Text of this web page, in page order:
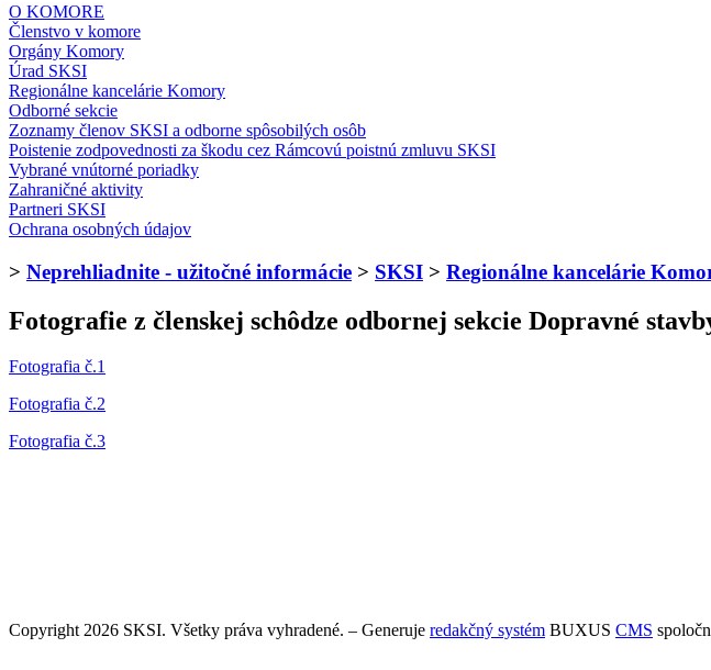
O KOMORE
Členstvo v komore
Orgány Komory
Úrad SKSI
Regionálne kancelárie Komory
Odborné sekcie
Zoznamy členov SKSI a odborne spôsobilých osôb
Poistenie zodpovednosti za škodu cez Rámcovú poistnú zmluvu SKSI
Vybrané vnútorné poriadky
Zahraničné aktivity
Partneri SKSI
Ochrana osobných údajov
> Neprehliadnite - užitočné informácie > SKSI > Regionálne kancelárie
Fotografie z členskej schôdze odbornej sekcie Dopravné
Fotografia č.1
Fotografia č.2
Fotografia č.3
Copyright 2026 SKSI. Všetky práva vyhradené. – Generuje redakčný systém BUXUS CMS